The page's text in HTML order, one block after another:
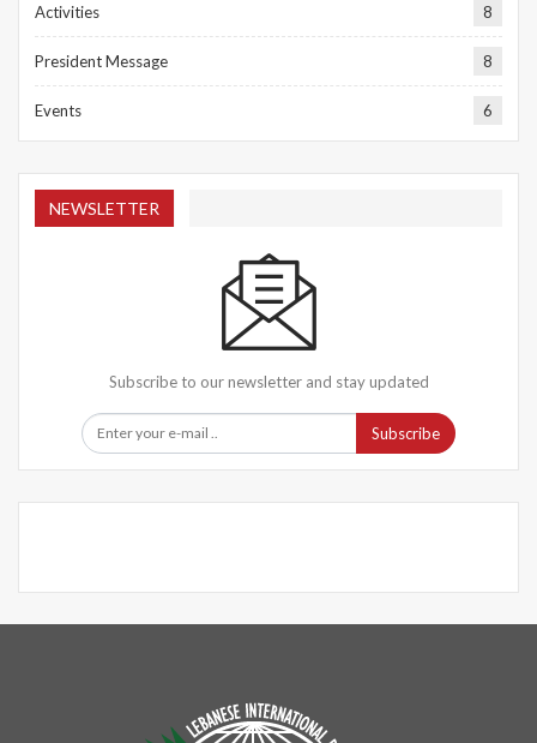
Activities 8
President Message 8
Events 6
NEWSLETTER
Subscribe to our newsletter and stay updated
Subscribe